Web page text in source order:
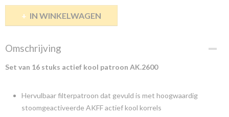
IN WINKELWAGEN
Omschrijving
Set van 16 stuks actief kool patroon AK.2600
Hervulbaar filterpatroon dat gevuld is met hoogwaardig
stoomgeactiveerde AKFF actief kool korrels